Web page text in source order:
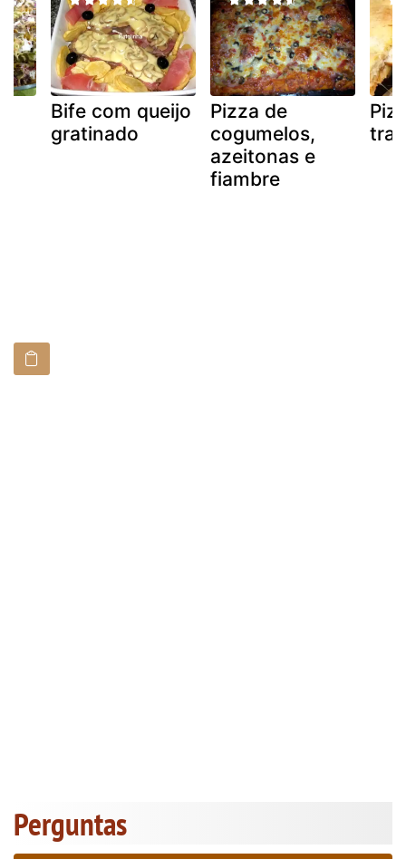
Bife com queijo
gratinado
Pizza de
cogumelos,
azeitonas e
fiambre
Perguntas